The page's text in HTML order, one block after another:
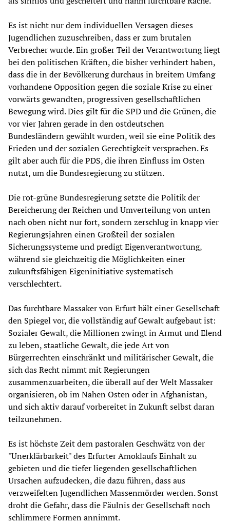
Es ist nicht nur dem individuellen Versagen dieses
Jugendlichen zuzuschreiben, dass er zum brutalen
Verbrecher wurde. Ein großer Teil der Verantwortung liegt
bei den politischen Kräften, die bisher verhindert haben,
dass die in der Bevölkerung durchaus in breitem Umfang
vorhandene Opposition gegen die soziale Krise zu einer
vorwärts gewandten, progressiven gesellschaftlichen
Bewegung wird. Dies gilt für die SPD und die Grünen, die
vor vier Jahren gerade in den ostdeutschen
Bundesländern gewählt wurden, weil sie eine Politik des
Frieden und der sozialen Gerechtigkeit versprachen. Es
gilt aber auch für die PDS, die ihren Einfluss im Osten
nutzt, um die Bundesregierung zu stützen.
Die rot-grüne Bundesregierung setzte die Politik der
Bereicherung der Reichen und Umverteilung von unten
nach oben nicht nur fort, sondern zerschlug in knapp vier
Regierungsjahren einen Großteil der sozialen
Sicherungssysteme und predigt Eigenverantwortung,
während sie gleichzeitig die Möglichkeiten einer
zukunftsfähigen Eigeninitiative systematisch
verschlechtert.
Das furchtbare Massaker von Erfurt hält einer Gesellschaft
den Spiegel vor, die vollständig auf Gewalt aufgebaut ist:
Sozialer Gewalt, die Millionen zwingt in Armut und Elend
zu leben, staatliche Gewalt, die jede Art von
Bürgerrechten einschränkt und militärischer Gewalt, die
sich das Recht nimmt mit Regierungen
zusammenzuarbeiten, die überall auf der Welt Massaker
organisieren, ob im Nahen Osten oder in Afghanistan,
und sich aktiv darauf vorbereitet in Zukunft selbst daran
teilzunehmen.
Es ist höchste Zeit dem pastoralen Geschwätz von der
"Unerklärbarkeit" des Erfurter Amoklaufs Einhalt zu
gebieten und die tiefer liegenden gesellschaftlichen
Ursachen aufzudecken, die dazu führen, dass aus
verzweifelten Jugendlichen Massenmörder werden. Sonst
droht die Gefahr, dass die Fäulnis der Gesellschaft noch
schlimmere Formen annimmt.